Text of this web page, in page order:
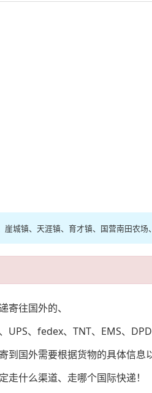
崖城镇、天涯镇、育才镇、国营南田农
寄往国外的、
、fedex、TNT、EMS、DPD
到国外需要根据货物的具体信
走什么渠道、走哪个国际快递！